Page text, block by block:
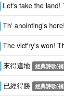
Let's take the land!
Th' anointing's
The vict'ry's won!
來得這地 經典詩歌(
已經得勝 經典詩歌(